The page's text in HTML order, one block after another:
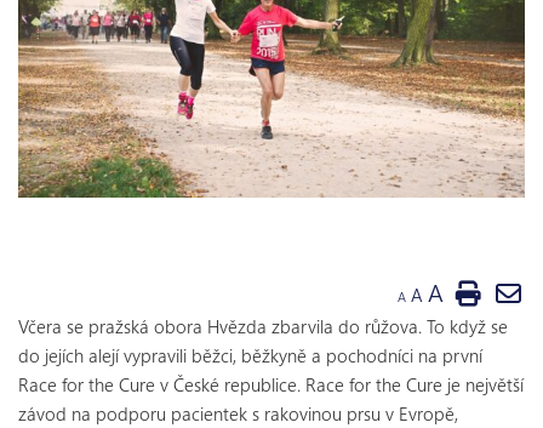
A A A
Včera se pražská obora Hvězda zbarvila do růžova. To když se
do jejích alejí vypravili běžci, běžkyně a pochodníci na první
Race for the Cure v České republice. Race for the Cure je největší
závod na podporu pacientek s rakovinou prsu v Evropě,